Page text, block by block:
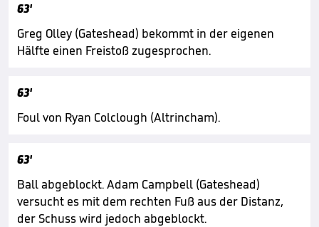
63'
Greg Olley (Gateshead) bekommt in der eigenen
Hälfte einen Freistoß zugesprochen.
63'
Foul von Ryan Colclough (Altrincham).
63'
Ball abgeblockt. Adam Campbell (Gateshead)
versucht es mit dem rechten Fuß aus der Distanz,
der Schuss wird jedoch abgeblockt.